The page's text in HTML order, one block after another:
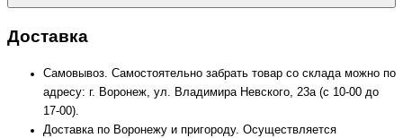
Доставка
Самовывоз. Самостоятельно забрать товар со склада можно по
адресу: г. Воронеж, ул. Владимира Невского, 23а (с 10-00 до
17-00).
Доставка по Воронежу и пригороду. Осуществляется